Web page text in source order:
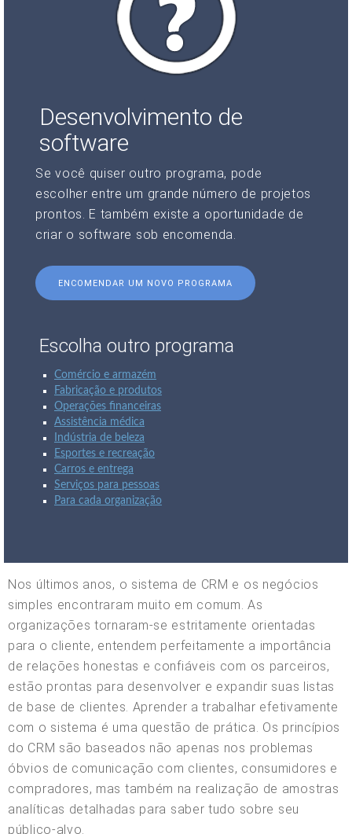
Desenvolvimento de
software
Se você quiser outro programa, pode
escolher entre um grande número de projetos
prontos. E também existe a oportunidade de
criar o software sob encomenda.
ENCOMENDAR UM NOVO PROGRAMA
Escolha outro programa
Comércio e armazém
Fabricação e produtos
Operações financeiras
Assistência médica
Indústria de beleza
Esportes e recreação
Carros e entrega
Serviços para pessoas
Para cada organização
Nos últimos anos, o sistema de CRM e os negócios
simples encontraram muito em comum. As
organizações tornaram-se estritamente orientadas
para o cliente, entendem perfeitamente a importância
de relações honestas e confiáveis com os parceiros,
estão prontas para desenvolver e expandir suas listas
de base de clientes. Aprender a trabalhar efetivamente
com o sistema é uma questão de prática. Os princípios
do CRM são baseados não apenas nos problemas
óbvios de comunicação com clientes, consumidores e
compradores, mas também na realização de amostras
analíticas detalhadas para saber tudo sobre seu
público-alvo.